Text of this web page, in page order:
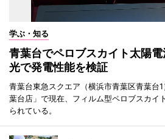
学ぶ・知る
青葉台でペロブスカイト太陽
光で発電性能を検証
青葉台東急スクエア（横浜市青葉区青葉台
葉台店」で現在、フィルム型ペロブスカイ
られている。